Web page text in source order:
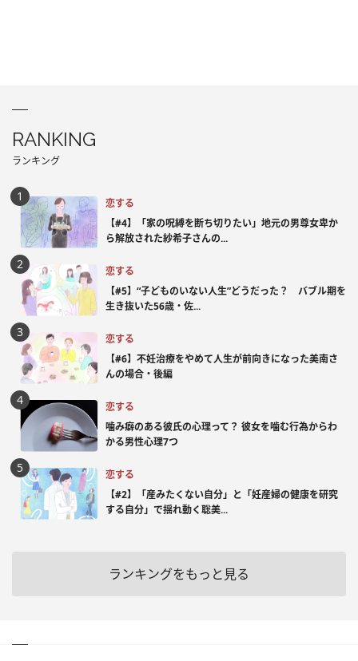
RANKING
ランキング
恋する
【#4】「家の呪縛を断ち切りたい」地元の男尊女卑か
ら解放された紗希子さんの...
恋する
【#5】“子どものいない人生”どうだった？ バブル期を
生き抜いた56歳・佐...
恋する
【#6】不妊治療をやめて人生が前向きになった美南さ
んの場合・後編
恋する
噛み癖のある彼氏の心理って？ 彼女を噛む行為からわ
かる男性心理7つ
恋する
【#2】「産みたくない自分」と「妊産婦の健康を研究
する自分」で揺れ動く聡美...
ランキングをもっと見る